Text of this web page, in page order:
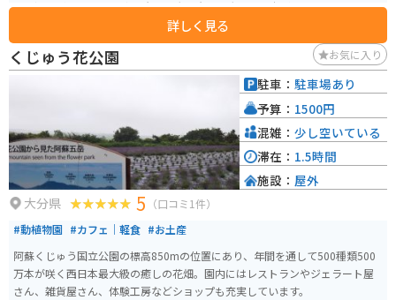
いわ）」があります。 穿戸岩は巨大な岩山を大きな風穴が貫いていることか
ら、どんなに困難な目標でも必ず達成できる象徴として『合格・必勝』のご
利益があると評判です。
詳しく見る
くじゅう花公園 お気に入り
大分県 5 （口コミ1件）
#動植物園 #カフェ｜軽食 #お土産
阿蘇くじゅう国立公園の標高850mの位置にあり、年間を通して500種類500
万本が咲く西日本最大級の癒しの花畑。園内にはレストランやジェラート屋
さん、雑貨屋さん、体験工房などショップも充実しています。
駐車： 駐車場あり
予算： 1500円
混雑： 少し空いている
滞在： 1.5時間
施設： 屋外